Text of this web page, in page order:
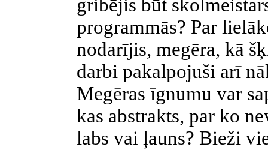
gribējis būt
programmās? Par
nodarījis, megēra, kā
darbi pakalpojuši arī
Megēras īgnumu var
kas abstrakts, par ko
labs vai ļauns? Bieži